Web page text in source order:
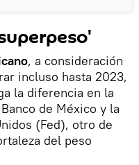
, a consideración
incluso hasta 2023,
la diferencia en la
de México y la
(Fed), otro de
del peso